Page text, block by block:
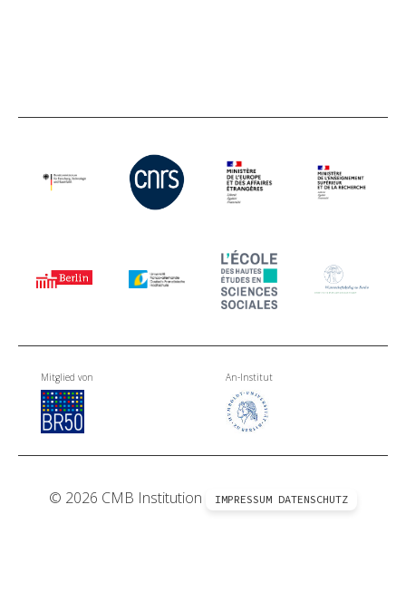
Mitglied von An-Institut
© 2026 CMB Institution IMPRESSUM DATENSCHUTZ